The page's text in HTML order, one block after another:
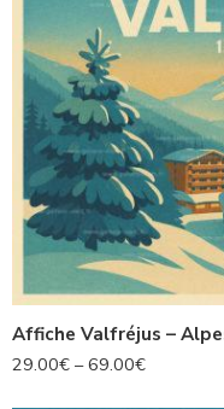
29.00€ –69.00€